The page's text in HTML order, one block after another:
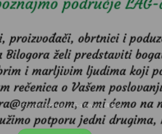
Upoznajmo područje LAG-a Sjeverna Bilogora